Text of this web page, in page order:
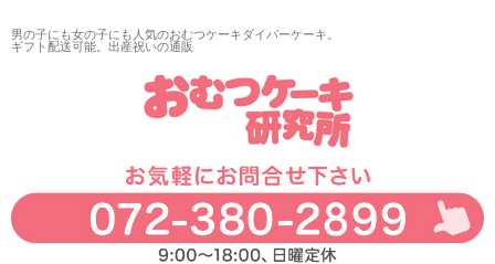
男の子にも女の子にも人気のおむつケーキダイパーケーキ。
ギフト配送可能。出産祝いの通販